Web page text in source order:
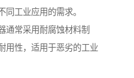
同工业应用的需求。
通常采用耐腐蚀材料制
用性，适用于恶劣的工业